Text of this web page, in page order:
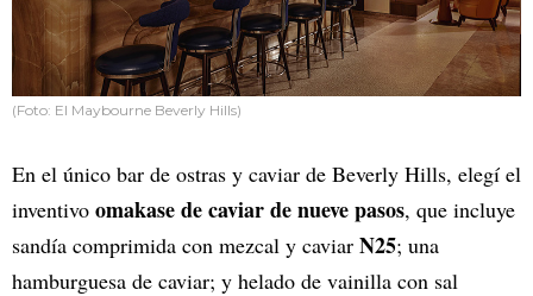
(Foto: El Maybourne Beverly Hills)
En el único bar de ostras y caviar de Beverly Hills, elegí el
inventivo omakase de caviar de nueve pasos, que incluye
sandía comprimida con mezcal y caviar N25; una
hamburguesa de caviar; y helado de vainilla con sal